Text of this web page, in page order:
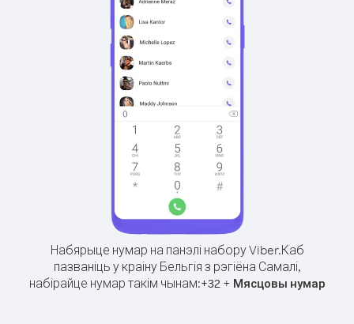
Набярыце нумар на панэлі набору Viber.Каб
пазваніць у краіну Бельгія з рэгіёна Самалі,
набірайце нумар такім чынам:+32+ Мясцовы нумар